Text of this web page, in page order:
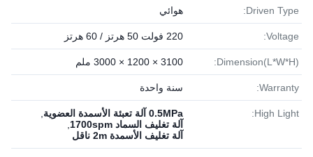
Driven Type: هوائي
Voltage: 220 فولت 50 هرتز / 60 هرتز
Dimension(L*W*H): 3100 × 1200 × 3000 ملم
Warranty: سنة واحدة
High Light: 0.5MPa آلة تعبئة الأسمدة العضوية
آلة تغليف السماد 1700spm
آلة تغليف الأسمدة 2m ناقل